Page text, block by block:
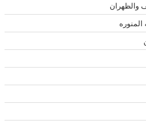
والظهران
المنوره